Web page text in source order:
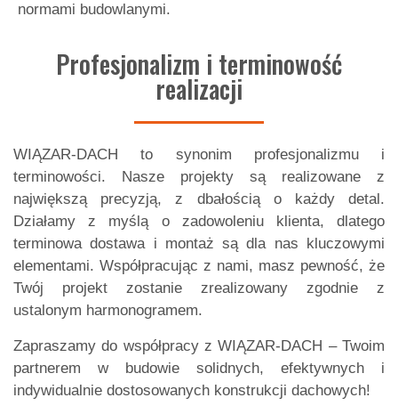
normami budowlanymi.
Profesjonalizm i terminowość
realizacji
WIĄZAR-DACH to synonim profesjonalizmu i
terminowości. Nasze projekty są realizowane z
największą precyzją, z dbałością o każdy detal.
Działamy z myślą o zadowoleniu klienta, dlatego
terminowa dostawa i montaż są dla nas kluczowymi
elementami. Współpracując z nami, masz pewność, że
Twój projekt zostanie zrealizowany zgodnie z
ustalonym harmonogramem.
Zapraszamy do współpracy z WIĄZAR-DACH – Twoim
partnerem w budowie solidnych, efektywnych i
indywidualnie dostosowanych konstrukcji dachowych!